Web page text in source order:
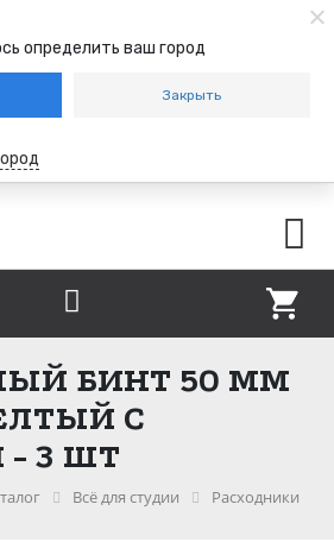
определить ваш город
Закрыть
БИНТ 50 ММ
С
3 ШТ
Всё для студии Расходники